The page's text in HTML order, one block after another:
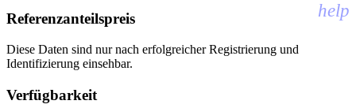
Referenzanteilspreis help
Diese Daten sind nur nach erfolgreicher Registrierung und
Identifizierung einsehbar.
Verfügbarkeit